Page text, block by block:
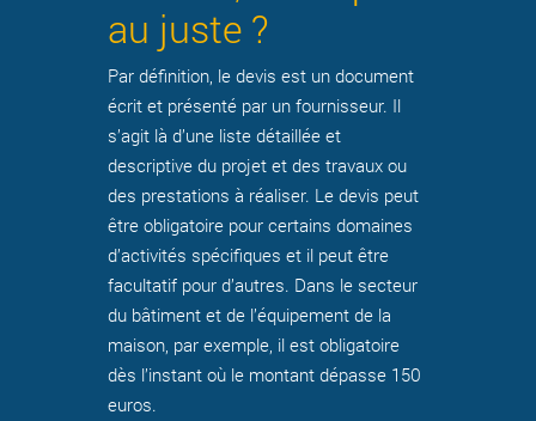
au juste ?
Par définition, le devis est un document
écrit et présenté par un fournisseur. Il
s’agit là d’une liste détaillée et
descriptive du projet et des travaux ou
des prestations à réaliser. Le devis peut
être obligatoire pour certains domaines
d’activités spécifiques et il peut être
facultatif pour d’autres. Dans le secteur
du bâtiment et de l’équipement de la
maison, par exemple, il est obligatoire
dès l’instant où le montant dépasse 150
euros.